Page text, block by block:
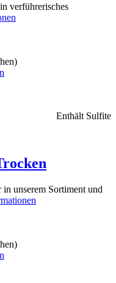
verführerisches
Enthält Sulfite
unserem Sortiment und